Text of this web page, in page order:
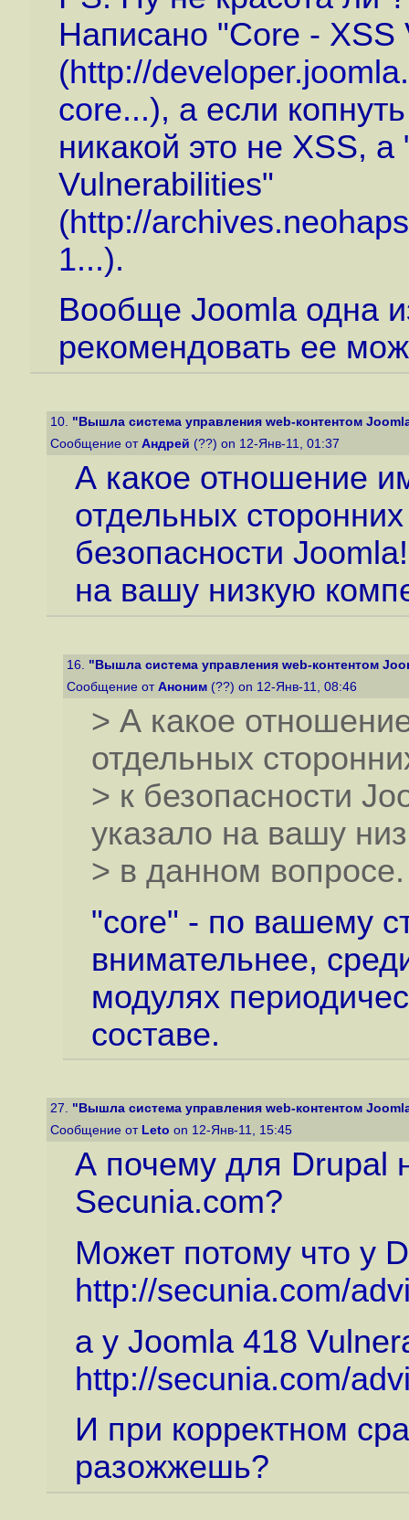
Написано "Core - XSS
(http://
core...), а если
никакой это не XSS,
Vulnerabilities"
(http://
1...).
Вообще Joomla одна
рекомендовать ее
10. "Вышла система управления web-контентом
Сообщение от Андрей (??) on 12-Янв-11, 01:37
А какое отношение
отдельных
безопасности
на вашу низкую
16. "Вышла система управления web-контентом
Сообщение от Аноним (??) on 12-Янв-11, 08:46
> А какое
отдельных
> к безопасности
указало на вашу
> в данном вопросе.
"core" - по вашему
внимательнее,
модулях
составе.
27. "Вышла система управления web-контентом
Сообщение от Leto on 12-Янв-11, 15:45
А почему для Drupal
Secunia.com?
Может потому что у
http://secunia.com/
а у Joomla 418
http://secunia.com/
И при корректном
разожжешь?